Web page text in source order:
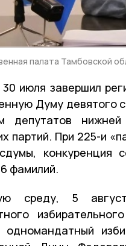
палата Тамбовской
июля завершил
Думу девятого
депутатов
партий. При 225-и
конкуренция
фамилий.
среду, 5
одномандатный